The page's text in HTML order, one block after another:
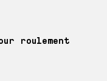
roulement